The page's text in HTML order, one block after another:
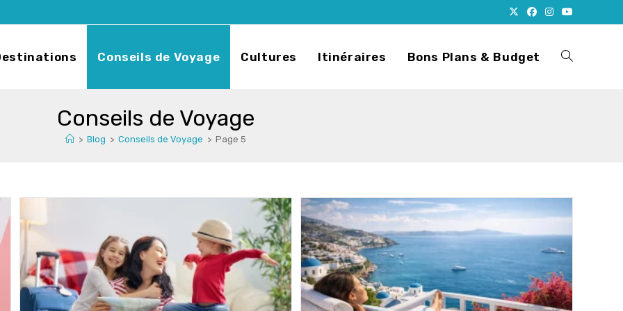
Conseils de Voyage Cultures Itinéraires Bons Plans & Budget Toggle
Conseils de Voyage
> Blog > Conseils de Voyage > Page 5